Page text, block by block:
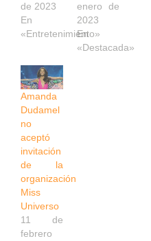
de 2023
En
«Entretenimiento»
enero de
2023
En
«Destacada»
Amanda
Dudamel
no
aceptó
invitación
de la
organización
Miss
Universo
11 de
febrero